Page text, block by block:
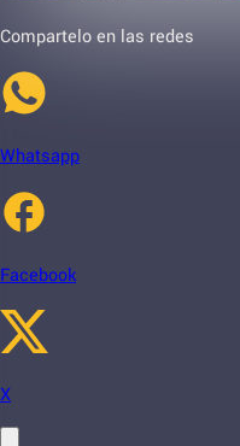
Compartelo en las redes
Whatsapp
Facebook
X